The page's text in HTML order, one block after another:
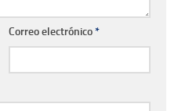
Correo electrónico*